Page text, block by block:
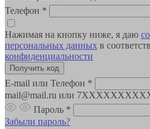
Телефон *
Нажимая на кнопку ниже, я даю
персональных данных в
конфиденциальности
E-mail или Телефон *
mail@mail.ru или
Пароль *
Забыли пароль?